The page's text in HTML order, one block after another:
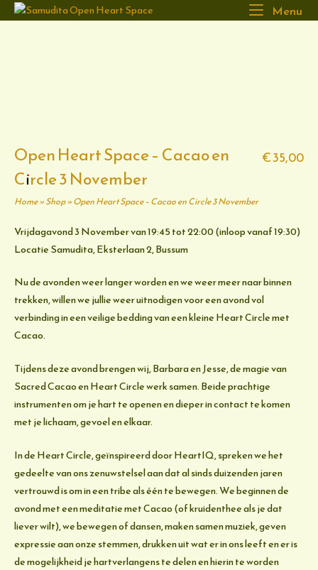
naar
Home Menu
€35,00
Open Heart Space – Cacao en
Circle 3 November
Home»Shop»Open Heart Space – Cacao en Circle 3 November
Vrijdagavond 3 November van 19:45 tot 22:00 (inloop vanaf 19:30)
Locatie Samudita, Eksterlaan 2, Bussum
Nu de avonden weer langer worden en we weer meer naar binnen
trekken, willen we jullie weer uitnodigen voor een avond vol
verbinding in een veilige bedding van een kleine Heart Circle met
Cacao.
Tijdens deze avond brengen wij, Barbara en Jesse, de magie van
Sacred Cacao en Heart Circle werk samen. Beide prachtige
instrumenten om je hart te openen en dieper in contact te komen
met je lichaam, gevoel en elkaar.
In de Heart Circle, geïnspireerd door HeartIQ, spreken we het
gedeelte van ons zenuwstelsel aan dat al sinds duizenden jaren
vertrouwd is om in een tribe als één te bewegen. We beginnen de
avond met een meditatie met Cacao (of kruidenthee als je dat
liever wilt), we bewegen of dansen, maken samen muziek, geven
expressie aan onze stemmen, drukken uit wat er in ons leeft en er is
de mogelijkheid je hartverlangens te delen en hierin te worden